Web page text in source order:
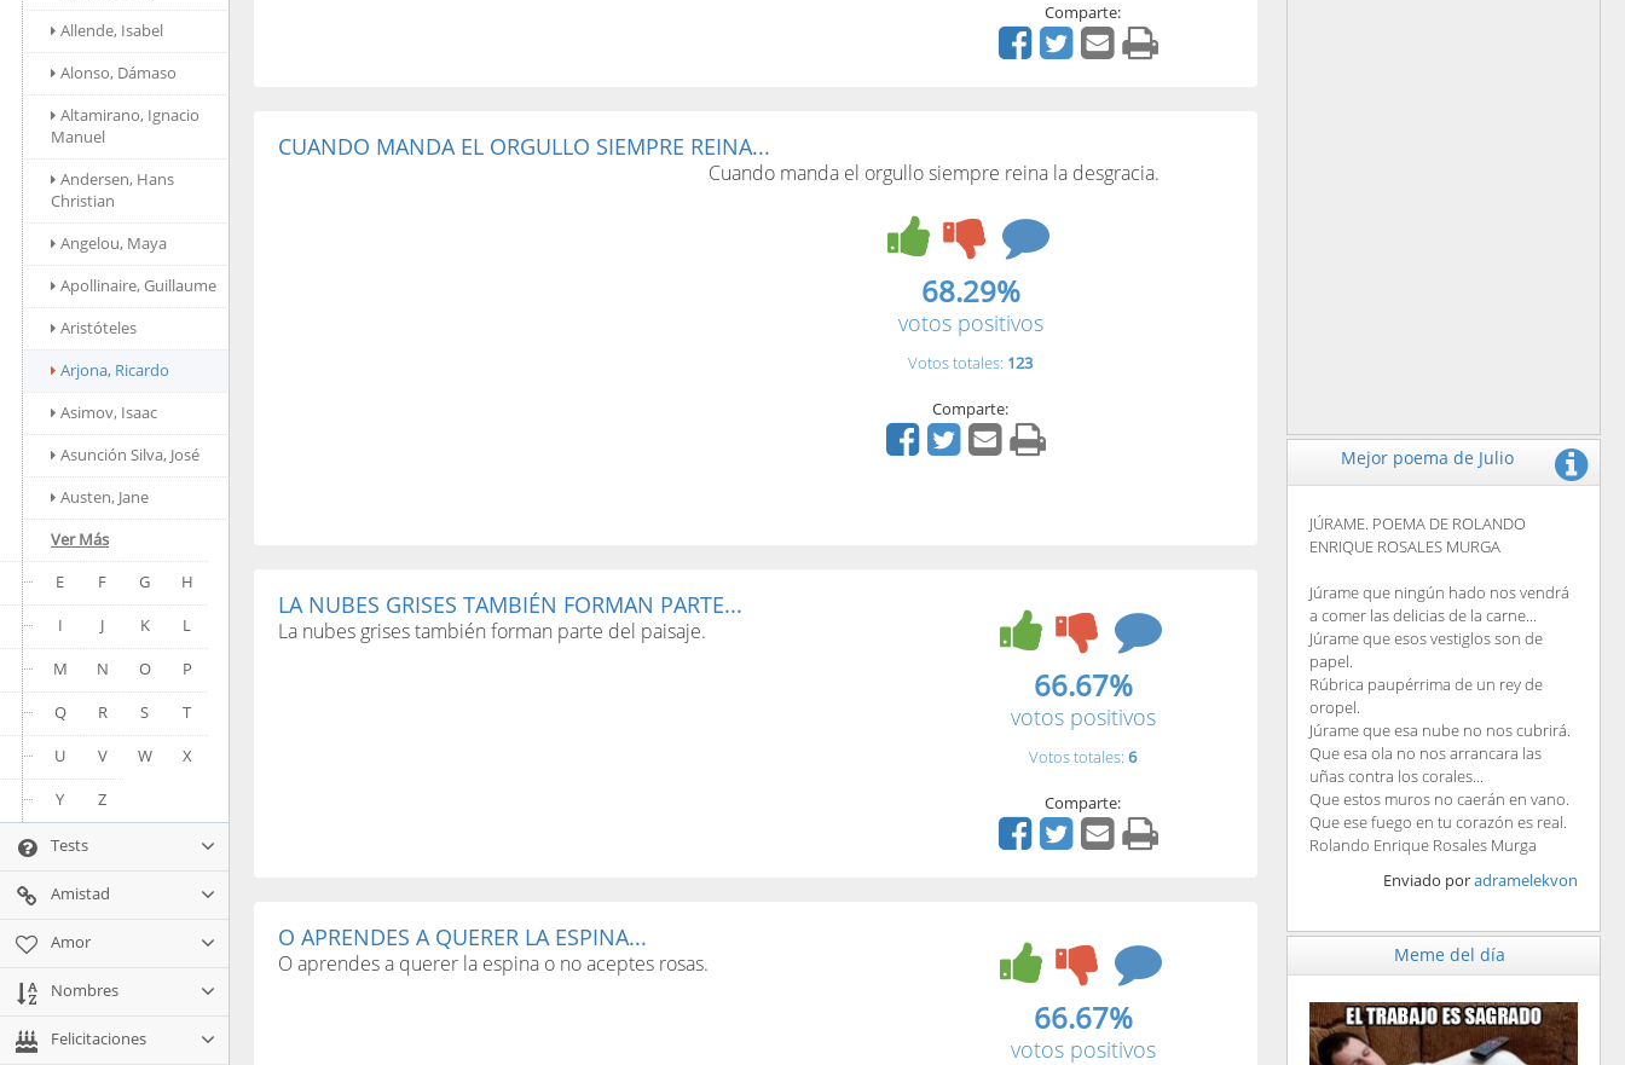
Allende, Isabel
Alonso, Dámaso
Altamirano, Ignacio
Manuel
Andersen, Hans
Christian
Angelou, Maya
Apollinaire, Guillaume
Aristóteles
Arjona, Ricardo
Asimov, Isaac
Asunción Silva, José
Austen, Jane
Ver Más
E
F G
H
I
J K
L
M
N O
P
Q
R S
T
U
V W
X
Y
Z
Tests
Amistad
Amor
Nombres
Felicitaciones
Comparte:
CUANDO MANDA EL ORGULLO SIEMPRE REINA...
Cuando manda el orgullo siempre reina la desgracia.
68.29%
votos positivos
Votos totales: 123
Comparte:
LA NUBES GRISES TAMBIÉN FORMAN PARTE...
La nubes grises también forman parte del paisaje.
66.67%
votos positivos
Votos totales: 6
Comparte:
O APRENDES A QUERER LA ESPINA...
O aprendes a querer la espina o no aceptes rosas.
66.67%
votos positivos
Mejor poema de Julio
JÚRAME. POEMA DE ROLANDO
ENRIQUE ROSALES MURGA
Júrame que ningún hado nos vendrá
a comer las delicias de la carne...
Júrame que esos vestiglos son de
papel.
Rúbrica paupérrima de un rey de
oropel.
Júrame que esa nube no nos cubrirá.
Que esa ola no nos arrancara las
uñas contra los corales...
Que estos muros no caerán en vano.
Que ese fuego en tu corazón es real.
Rolando Enrique Rosales Murga
Enviado poradramelekvon
Meme del día